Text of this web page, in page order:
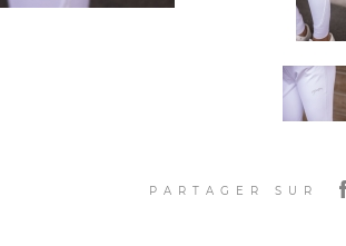
PARTAGER SUR